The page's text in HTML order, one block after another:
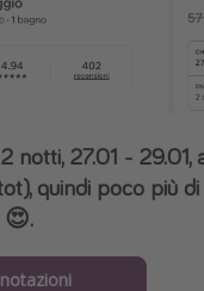
notti, 27.01 -
quindi poco più
😍.